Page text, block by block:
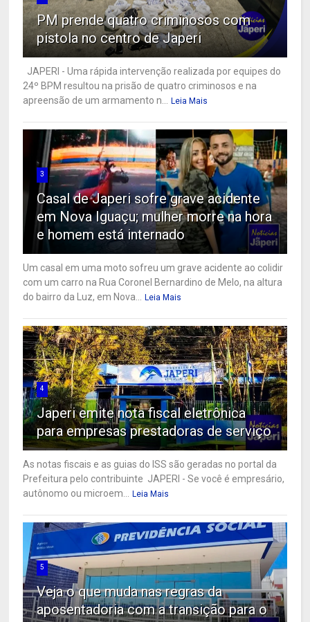
PM prende quatro criminosos com
pistola no centro de Japeri
JAPERI - Uma rápida intervenção realizada por equipes do
24º BPM resultou na prisão de quatro criminosos e na
apreensão de um armamento n...
Leia Mais
3
Casal de Japeri sofre grave acidente
em Nova Iguaçu; mulher morre na hora
e homem está internado
Um casal em uma moto sofreu um grave acidente ao colidir
com um carro na Rua Coronel Bernardino de Melo, na altura
do bairro da Luz, em Nova...
Leia Mais
4
Japeri emite nota fiscal eletrônica
para empresas prestadoras de serviço
As notas fiscais e as guias do ISS são geradas no portal da
Prefeitura pelo contribuinte JAPERI - Se você é empresário,
autônomo ou microem...
Leia Mais
5
Veja o que muda nas regras da
aposentadoria com a transição para o